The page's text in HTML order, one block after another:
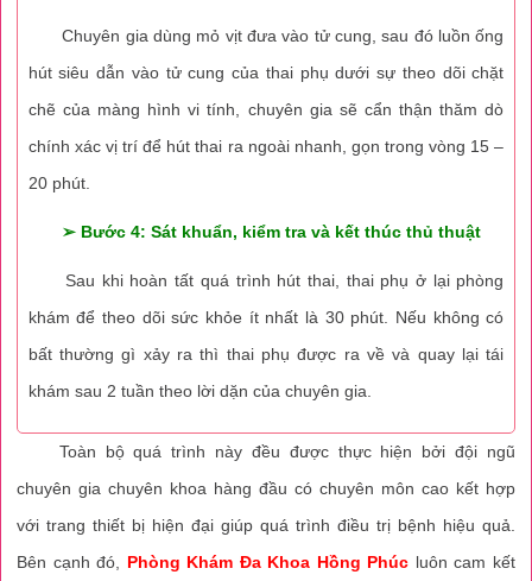
Chuyên gia dùng mỏ vịt đưa vào tử cung, sau đó luồn ống
hút siêu dẫn vào tử cung của thai phụ dưới sự theo dõi chặt
chẽ của màng hình vi tính, chuyên gia sẽ cẩn thận thăm dò
chính xác vị trí để hút thai ra ngoài nhanh, gọn trong vòng 15 –
20 phút.
➢ Bước 4: Sát khuẩn, kiểm tra và kết thúc thủ thuật
Sau khi hoàn tất quá trình hút thai, thai phụ ở lại phòng
khám để theo dõi sức khỏe ít nhất là 30 phút. Nếu không có
bất thường gì xảy ra thì thai phụ được ra về và quay lại tái
khám sau 2 tuần theo lời dặn của chuyên gia.
Toàn bộ quá trình này đều được thực hiện bởi đội ngũ
chuyên gia chuyên khoa hàng đầu có chuyên môn cao kết hợp
với trang thiết bị hiện đại giúp quá trình điều trị bệnh hiệu quả.
Bên cạnh đó, Phòng Khám Đa Khoa Hồng Phúc luôn cam kết